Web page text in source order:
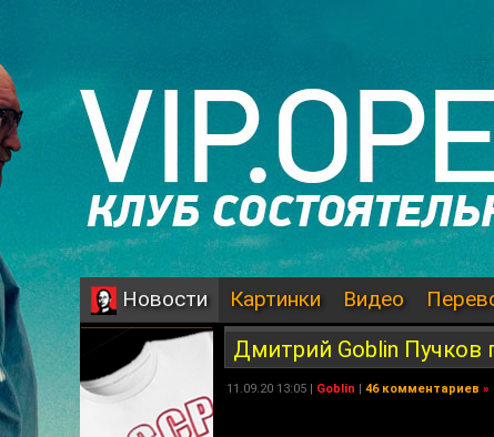
Новости Картинки Видео
Дмитрий Goblin Пучков
11.09.20 13:05 | Goblin | 46 комментариев »